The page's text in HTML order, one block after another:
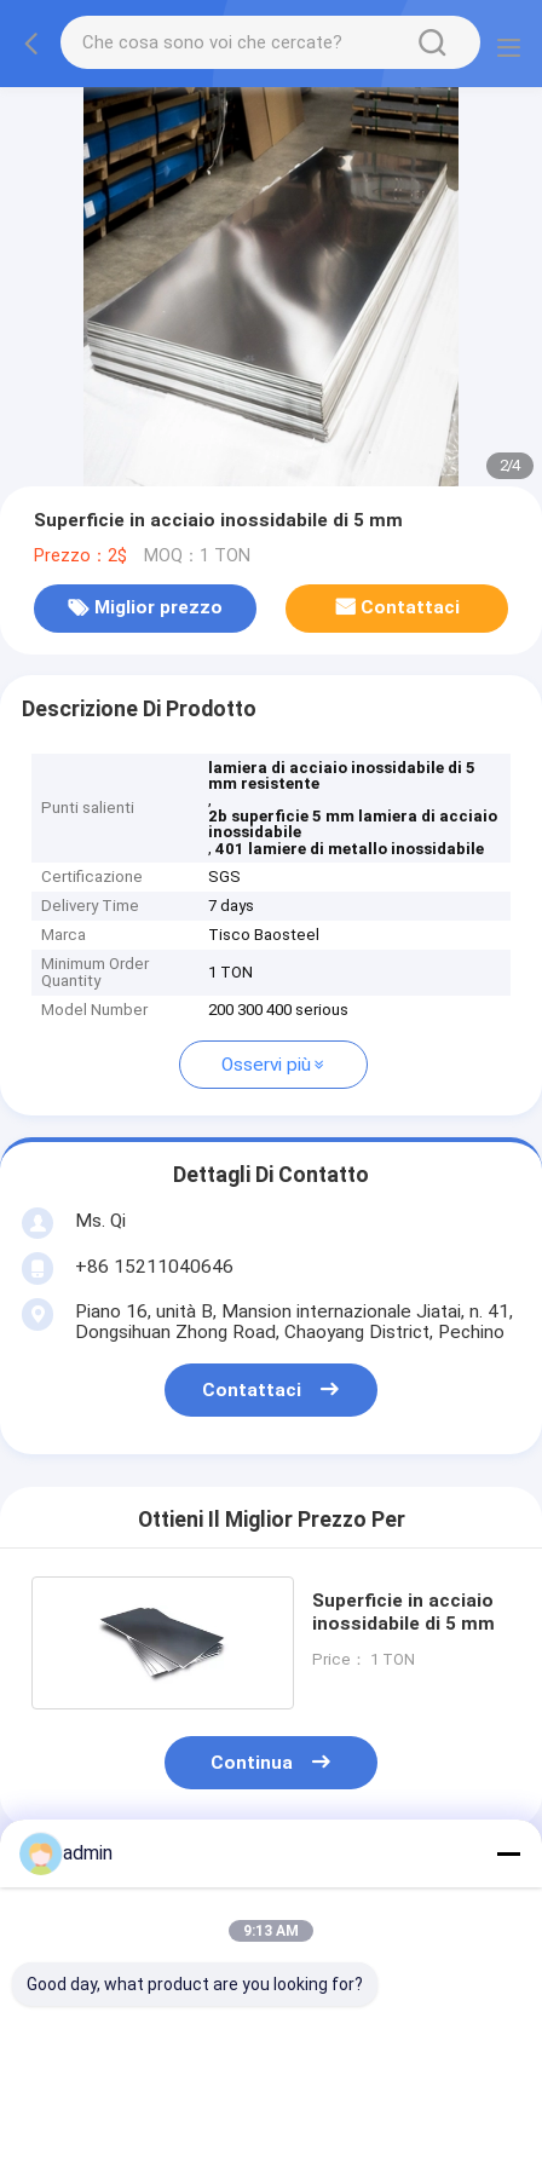
2/4
Superficie in acciaio inossidabile di 5 mm
Prezzo：2$ MOQ：1 TON
Miglior prezzo Contattaci
Descrizione Di Prodotto
Punti salienti
lamiera di acciaio inossidabile di 5
mm resistente
,
2b superficie 5 mm lamiera di acciaio
inossidabile
,401 lamiere di metallo inossidabile
Certificazione
SGS
Delivery Time
7 days
Marca
Tisco Baosteel
Minimum Order
Quantity
1 TON
Model Number 200 300 400 serious
Osservi più
Dettagli Di Contatto
Ms. Qi
+86 15211040646
Piano 16, unità B, Mansion internazionale Jiatai, n. 41,
Dongsihuan Zhong Road, Chaoyang District, Pechino
Contattaci
Ottieni Il Miglior Prezzo Per
Superficie in acciaio
inossidabile di 5 mm
Price： 1 TON
Continua
Prodotti Raccomandati
admin
9:13 AM
Good day, what product are you looking for?